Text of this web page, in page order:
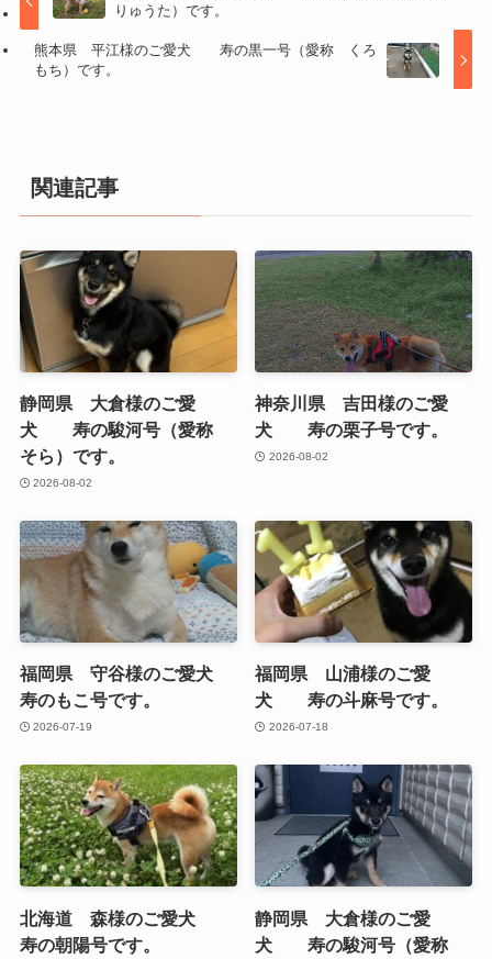
りゅうた）です。
熊本県 平江様のご愛犬 寿の黒一号（愛称 くろ
もち）です。
関連記事
静岡県 大倉様のご愛
犬 寿の駿河号（愛称
そら）です。
2026-08-02
神奈川県 吉田様のご愛
犬 寿の栗子号です。
2026-08-02
福岡県 守谷様のご愛犬
寿のもこ号です。
2026-07-19
福岡県 山浦様のご愛
犬 寿の斗麻号です。
2026-07-18
北海道 森様のご愛犬
寿の朝陽号です。
静岡県 大倉様のご愛
犬 寿の駿河号（愛称